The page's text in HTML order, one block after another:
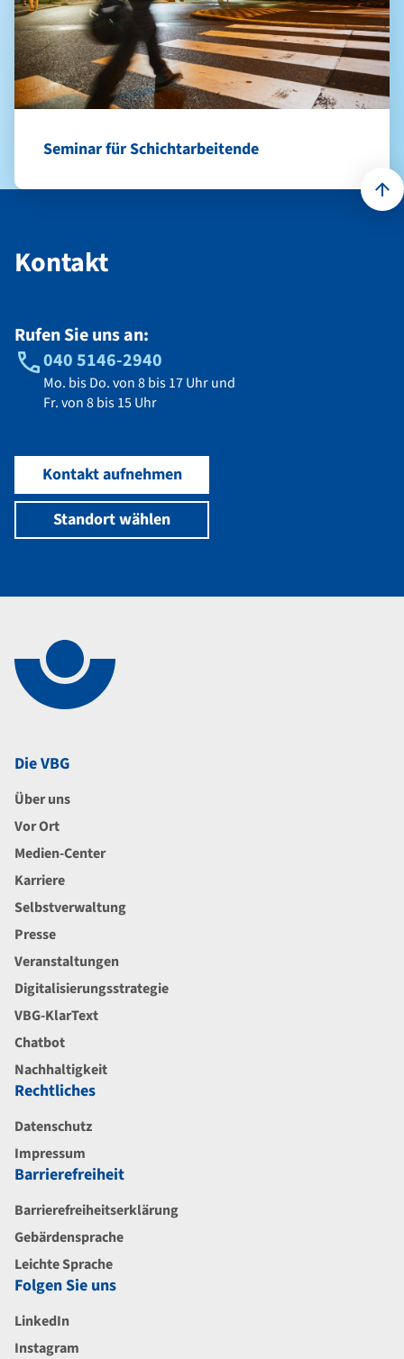
Seminar für Schichtarbeitende
Kontakt
Rufen Sie uns an:
040 5146-2940
Mo. bis Do. von 8 bis 17 Uhr und
Fr. von 8 bis 15 Uhr
Kontakt aufnehmen
Standort wählen
Die VBG
Über uns
Vor Ort
Medien-Center
Karriere
Selbstverwaltung
Presse
Veranstaltungen
Digitalisierungsstrategie
VBG-KlarText
Chatbot
Nachhaltigkeit
Rechtliches
Datenschutz
Impressum
Barrierefreiheit
Barrierefreiheitserklärung
Gebärdensprache
Leichte Sprache
Folgen Sie uns
LinkedIn
Instagram